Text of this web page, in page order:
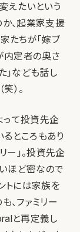
えたいという
、起業家支援
たちが「嫁ブ
内定者の奥さ
」なども話し
）。
って投資先企
るところもあり
ー」。投資先企
ほど密なので
トには家族を
、ファミリー
と再定義し